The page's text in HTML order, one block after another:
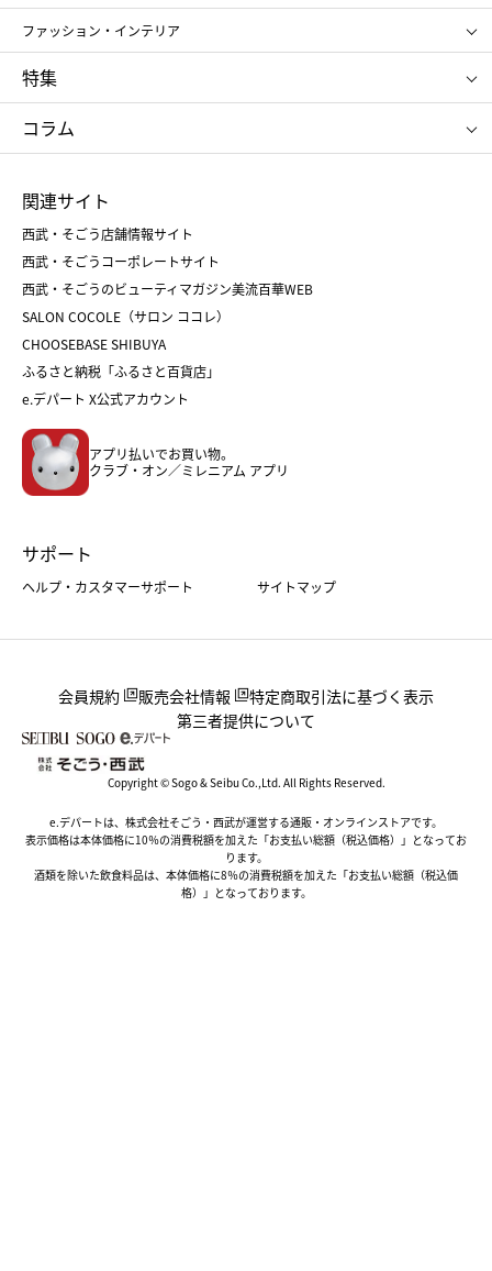
お中元
お歳暮
ポール&ジョー ボーテ
ジルスチュアート
NARS
RMK
クリニーク
SK-Ⅱ
アンリ・シャルパンティエ
ゴディバ
新宿高野
たねや
ねんりん家
ファッション・インテリア
ポロ ラルフ ローレン
タケオ キクチ
ママ＆キッズ
シュタイフ
特集
お中元
ひな人形
五月人形
父の日
クリスマスケーキ
ホワイトデー
コラム
菓子折り
和菓子
人気のギフト
バレンタイン
ホワイトデー
おせち
フード
ホーム・キッチン＆アート
関連サイト
西武・そごう店舗情報サイト
西武・そごうコーポレートサイト
西武・そごうのビューティマガジン美流百華WEB
SALON COCOLE（サロン ココレ）
CHOOSEBASE SHIBUYA
ふるさと納税「ふるさと百貨店」
e.デパート X公式アカウント
アプリ払いでお買い物。
クラブ・オン／ミレニアム アプリ
サポート
ヘルプ・カスタマーサポート サイトマップ
会員規約 販売会社情報
特定商取引法に基づく表示
第三者提供について
Copyright © Sogo & Seibu Co.,Ltd. All Rights Reserved.
e.デパートは、株式会社そごう・西武が運営する通販・オンラインストアです。
表示価格は本体価格に10％の消費税額を加えた「お支払い総額（税込価格）」となってお
ります。
酒類を除いた飲食料品は、本体価格に8％の消費税額を加えた「お支払い総額（税込価
格）」となっております。